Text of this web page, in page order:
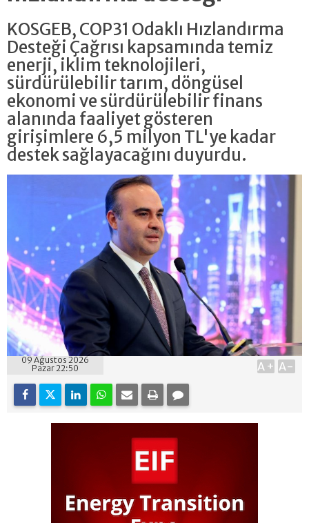
KOSGEB, COP31 Odaklı Hızlandırma
Desteği Çağrısı kapsamında temiz
enerji, iklim teknolojileri,
sürdürülebilir tarım, döngüsel
ekonomi ve sürdürülebilir finans
alanında faaliyet gösteren
girişimlere 6,5 milyon TL'ye kadar
destek sağlayacağını duyurdu.
09 Ağustos 2026
Pazar 22:50
A+ A-